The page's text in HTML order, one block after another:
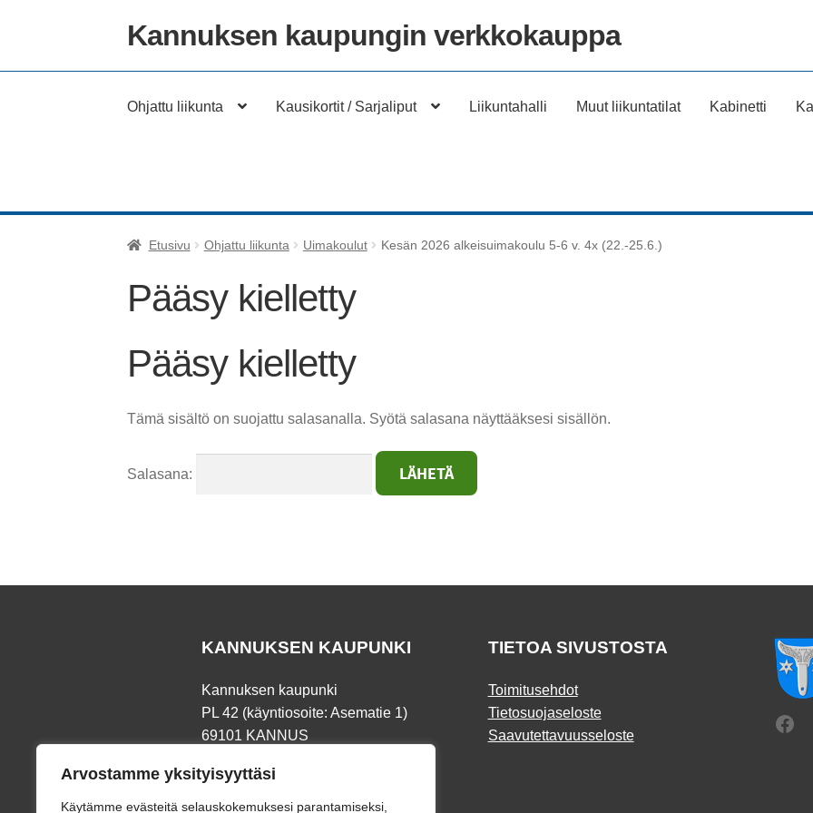
Arvostamme yksityisyyttäsi
Käytämme evästeitä selauskokemuksesi parantamiseksi,
Siirry
navigointiin
Siirry
sisältöön
Kannuksen kaupungin verkkokauppa
Ohjattu liikunta Kausikortit / Sarjaliput Liikuntahalli Muut liikuntatilat Kabinetti
Etusivu Ohjattu liikunta Uimakoulut Kesän 2026 alkeisuimakoulu 5-6 v. 4x (22.-25.6.)
Pääsy kielletty
Pääsy kielletty
Tämä sisältö on suojattu salasanalla. Syötä salasana näyttääksesi sisällön.
Salasana:
KANNUKSEN KAUPUNKI
Kannuksen kaupunki
PL 42 (käyntiosoite: Asematie 1)
69101 KANNUS
Puh.06 8745 111
Fax. 06 873 191
TIETOA SIVUSTOSTA
Toimitusehdot
Tietosuojaseloste
Saavutettavuusseloste